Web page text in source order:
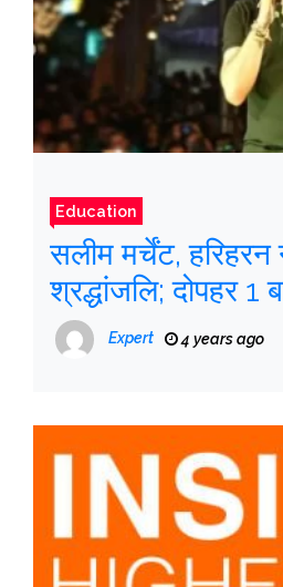
Education
सलीम मर्चेंट,
श्रद्धांजलि; दोपहर 1 बजे वर्सोवा
कब्रिस्तान में होगा
Expert 4 years ago